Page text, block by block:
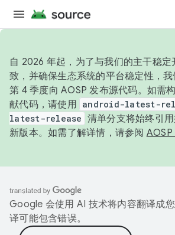
自 2026 年起，为了与我们的主干稳定
致，并确保生态系统的平台稳定性，
第 4 季度向 AOSP 发布源代码。如需
献代码，请使用 android-latest-
latest-release 清单分支将始终引
新版本。如需了解详情，请参阅 AOSP
Google 会使用 AI 技术将内容翻译成
译可能包含错误。